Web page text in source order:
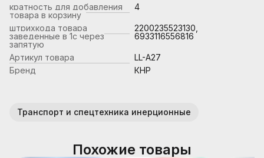
кратность для добавления
товара в корзину
4
штрихкода товара
заведенные в 1с через
запятую
2200235523130,
6933116556816
Артикул товара
LL-A27
Бренд
КНР
Транспорт и спецтехника инерционные
Похожие товары